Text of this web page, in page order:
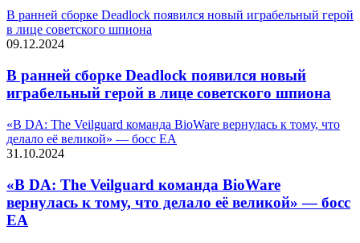
В ранней сборке Deadlock появился новый играбельный герой
в лице советского шпиона
09.12.2024
В ранней сборке Deadlock появился новый
играбельный герой в лице советского шпиона
«В DA: The Veilguard команда BioWare вернулась к тому, что
делало её великой» — босс EA
31.10.2024
«В DA: The Veilguard команда BioWare
вернулась к тому, что делало её великой» — босс
EA